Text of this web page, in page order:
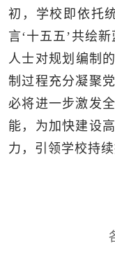
初，学校即依托
言‘十五五’共绘
人士对规划编制
制过程充分凝聚
必将进一步激发
能，为加快建设
力，引领学校持